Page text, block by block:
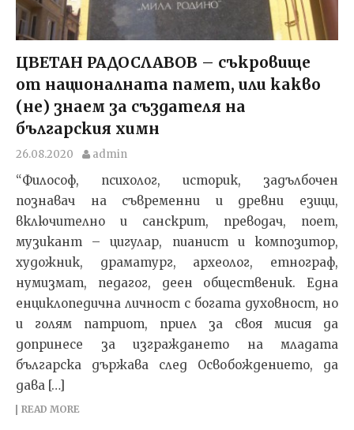
ЦВЕТАН РАДОСЛАВОВ – съкровище
от националната памет, или какво
(не) знаем за създателя на
българския химн
26.08.2020 admin
“Философ, психолог, историк, задълбочен
познавач на съвременни и древни езици,
включително и санскрит, преводач, поет,
музикант – цигулар, пианист и композитор,
художник, драматург, археолог, етнограф,
нумизмат, педагог, деен общественик. Една
енциклопедична личност с богата духовност, но
и голям патриот, приел за своя мисия да
допринесе за изграждането на младата
българска държава след Освобождението, да
дава […]
READ MORE